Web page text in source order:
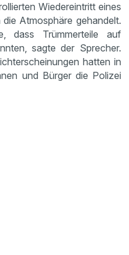
Wiedereintritt eines
Atmosphäre gehandelt.
dass Trümmerteile auf
sagte der Sprecher.
hatten in
und Bürger die Polizei